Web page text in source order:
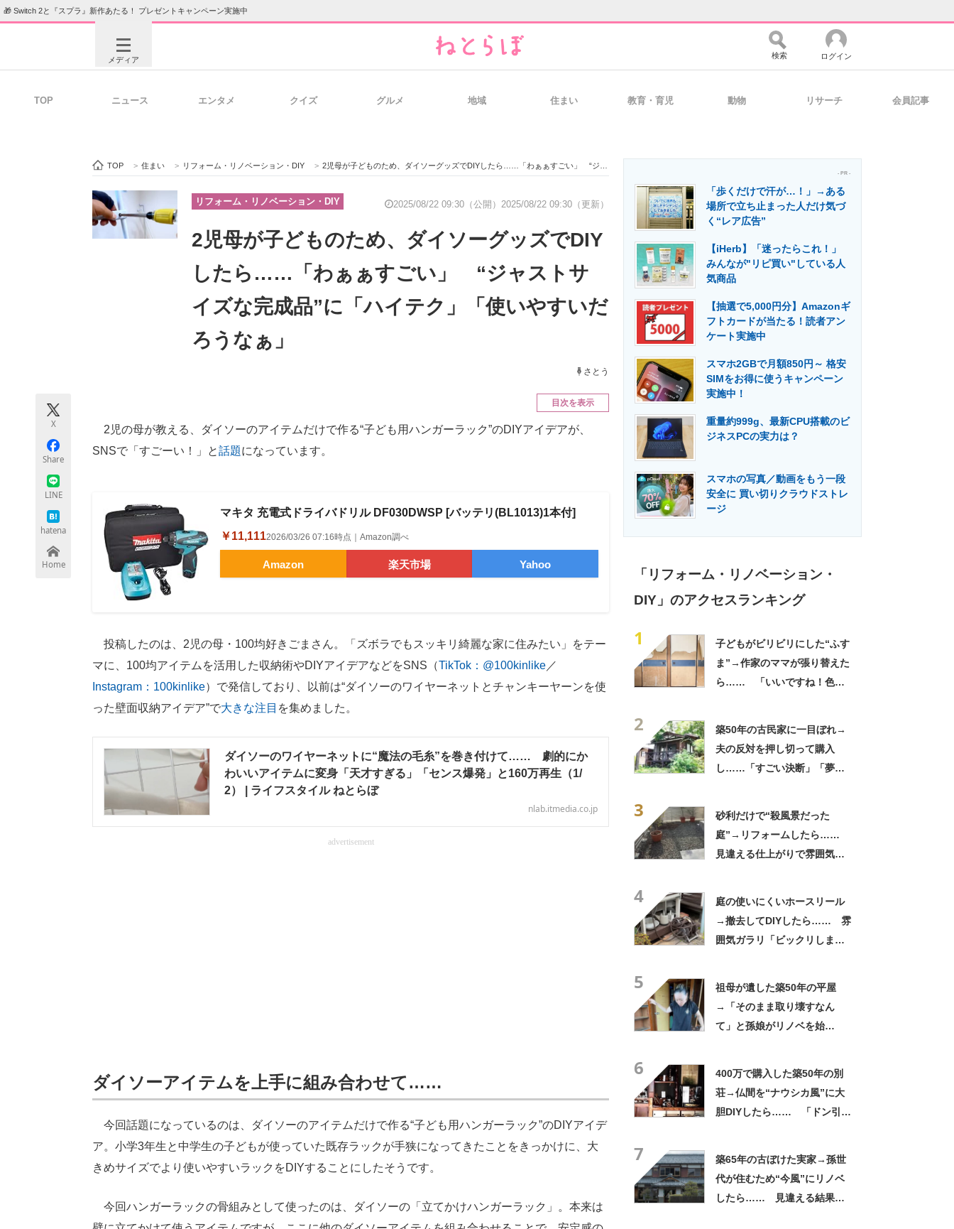
🎁 Switch 2と『スプラ』新作あたる！ プレゼントキャンペーン実施中
メディア
ビジネスと働き方のヒント AI活用のいまが分かる 経営リーダーのコミュニティ マーケ×ITの今がよく分かる
製造業のIT導入・活用を支援
エネルギーの専門メディア 建設×テクノロジーの最前線
検索 ログイン
TOP ニュース エンタメ クイズ グルメ 地域 住まい 教育・育児 動物 リサーチ 会員記事
TOP > 住まい > リフォーム・リノベーション・DIY > 2児母が子どものため、ダイソーグッズでDIYしたら……「わぁぁすごい」 “ジャストサイズな完成品”に「ハイテク」「使いやすいだろうなぁ」
リフォーム・リノベーション・DIY 2025/08/22 09:30（公開） 2025/08/22 09:30（更新）
2児母が子どものため、ダイソーグッズでDIY
したら……「わぁぁすごい」 “ジャストサ
イズな完成品”に「ハイテク」「使いやすいだ
ろうなぁ」
さとう
X
Share
LINE
hatena
Home
目次を表示
2児の母が教える、ダイソーのアイテムだけで作る“子ども用ハンガーラック”のDIYアイデアが、
SNSで「すごーい！」と話題になっています。
マキタ 充電式ドライバドリル DF030DWSP [バッテリ(BL1013)1本付]
￥11,1112026/03/26 07:16時点｜Amazon調べ
Amazon 楽天市場 Yahoo
投稿したのは、2児の母・100均好きごまさん。「ズボラでもスッキリ綺麗な家に住みたい」をテー
マに、100均アイテムを活用した収納術やDIYアイデアなどをSNS（TikTok：@100kinlike ／
Instagram：100kinlike）で発信しており、以前は“ダイソーのワイヤーネットとチャンキーヤーンを使
った壁面収納アイデア”で大きな注目 を集めました。
ダイソーのワイヤーネットに“魔法の毛糸”を巻き付けて…… 劇的にか
わいいアイテムに変身「天才すぎる」「センス爆発」と160万再生（1/
2） | ライフスタイル ねとらぼ
nlab.itmedia.co.jp
advertisement
ダイソーアイテムを上手に組み合わせて……
今回話題になっているのは、ダイソーのアイテムだけで作る“子ども用ハンガーラック”のDIYアイデ
ア。小学3年生と中学生の子どもが使っていた既存ラックが手狭になってきたことをきっかけに、大
きめサイズでより使いやすいラックをDIYすることにしたそうです。
今回ハンガーラックの骨組みとして使ったのは、ダイソーの「立てかけハンガーラック」。本来は
- PR -
「歩くだけで汗が…！」→ある
場所で立ち止まった人だけ気づ
く“レア広告”
【iHerb】「迷ったらこれ！」
みんなが"リピ買い"している人
気商品
【抽選で5,000円分】Amazonギ
フトカードが当たる！読者アン
ケート実施中
スマホ2GBで月額850円～ 格安
SIMをお得に使うキャンペーン
実施中！
重量約999g、最新CPU搭載のビ
ジネスPCの実力は？
スマホの写真／動画をもう一段
安全に 買い切りクラウドストレ
ージ
「リフォーム・リノベーション・
DIY」のアクセスランキング
1
子どもがビリビリにした“ふす
ま”→作家のママが張り替えた
ら…… 「いいですね！色
2
築50年の古民家に一目ぼれ→
夫の反対を押し切って購入
し……「すごい決断」「夢が
3
砂利だけで“殺風景だった
庭”→リフォームしたら……
見違える仕上がりで雰囲気ガ
4
庭の使いにくいホースリール
→撤去してDIYしたら…… 雰
囲気ガラリ「ビックリしまし
5
祖母が遺した築50年の平屋
→「そのまま取り壊すなん
て」と孫娘がリノベを始
6
400万で購入した築50年の別
荘→仏間を“ナウシカ風”に大
胆DIYしたら…… 「ドン引き
7
築65年の古ぼけた実家→孫世
代が住むため“今風”にリノベ
したら…… 見違える結果に